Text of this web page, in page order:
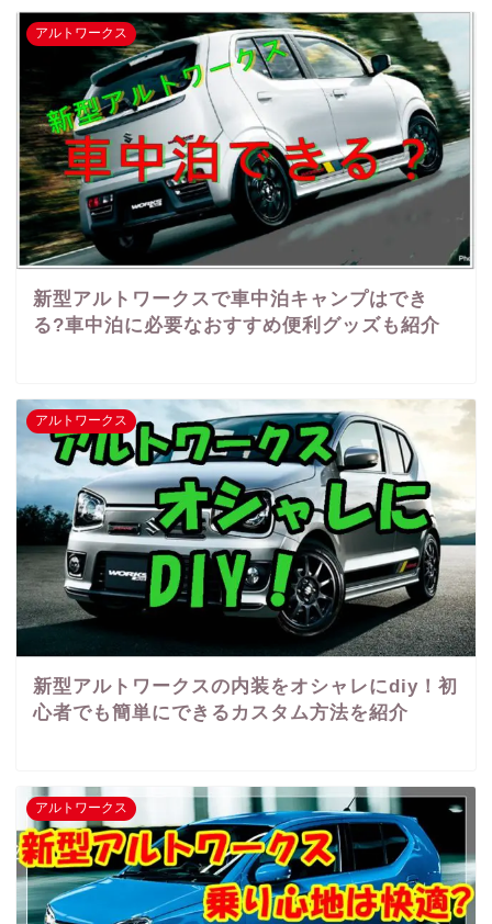
アルトワークス
新型アルトワークスで車中泊キャンプはでき
る?車中泊に必要なおすすめ便利グッズも紹介
アルトワークス
新型アルトワークスの内装をオシャレにdiy！初
心者でも簡単にできるカスタム方法を紹介
アルトワークス